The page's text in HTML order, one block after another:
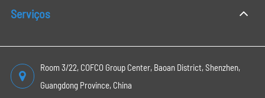
Serviços
Room 3/22, COFCO Group Center, Baoan District, Shenzhen,
Guangdong Province, China